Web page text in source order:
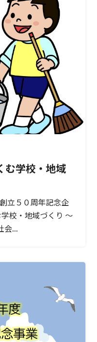
む学校・地域
立５０周年記念企
校・地域づくり ～
会...